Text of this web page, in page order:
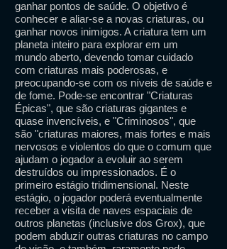
ganhar pontos de saúde. O objetivo é
conhecer e aliar-se a novas criaturas, ou
ganhar novos inimigos. A criatura tem um
planeta inteiro para explorar em um
mundo aberto, devendo tomar cuidado
com criaturas mais poderosas, e
preocupando-se com os níveis de saúde e
de fome. Pode-se encontrar "Criaturas
Épicas", que são criaturas gigantes e
quase invencíveis, e "Criminosos", que
são "criaturas maiores, mais fortes e mais
nervosos e violentos do que o comum que
ajudam o jogador a evoluir ao serem
destruídos ou impressionados. É o
primeiro estágio tridimensional. Neste
estágio, o jogador poderá eventualmente
receber a visita de naves espaciais de
outros planetas (inclusive dos Grox), que
podem abduzir outras criaturas no campo